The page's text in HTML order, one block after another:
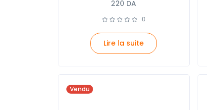
220 DA
0
Lire la suite
Vendu